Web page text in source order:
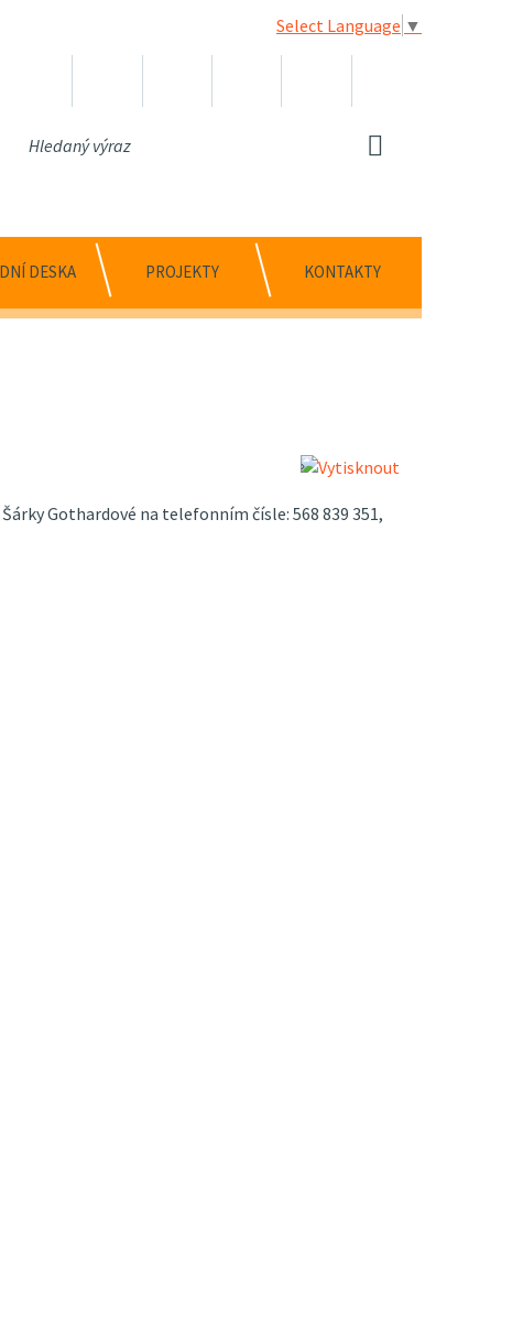
Select Language ▼
DESKA PROJEKTY KONTAKTY
Gothardové na telefonním čísle: 568 839 351,